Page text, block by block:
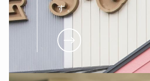
す。